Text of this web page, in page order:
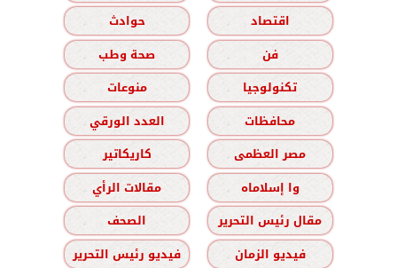
اقتصاد
حوادث
فن
صحة وطب
تكنولوجيا
منوعات
محافظات
العدد الورقي
مصر العظمى
كاريكاتير
وا إسلاماه
مقالات الرأي
مقال رئيس التحرير
الصحف
فيديو الزمان
فيديو رئيس التحرير